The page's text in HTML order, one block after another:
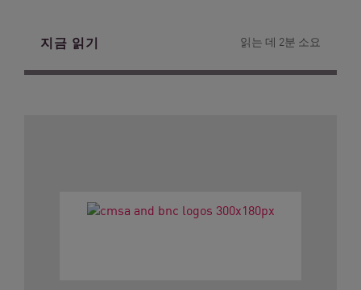
지금 읽기 읽는 데 2분 소요